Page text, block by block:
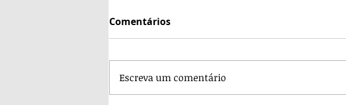
O servir é para todos
Comentários
Escreva um comentário